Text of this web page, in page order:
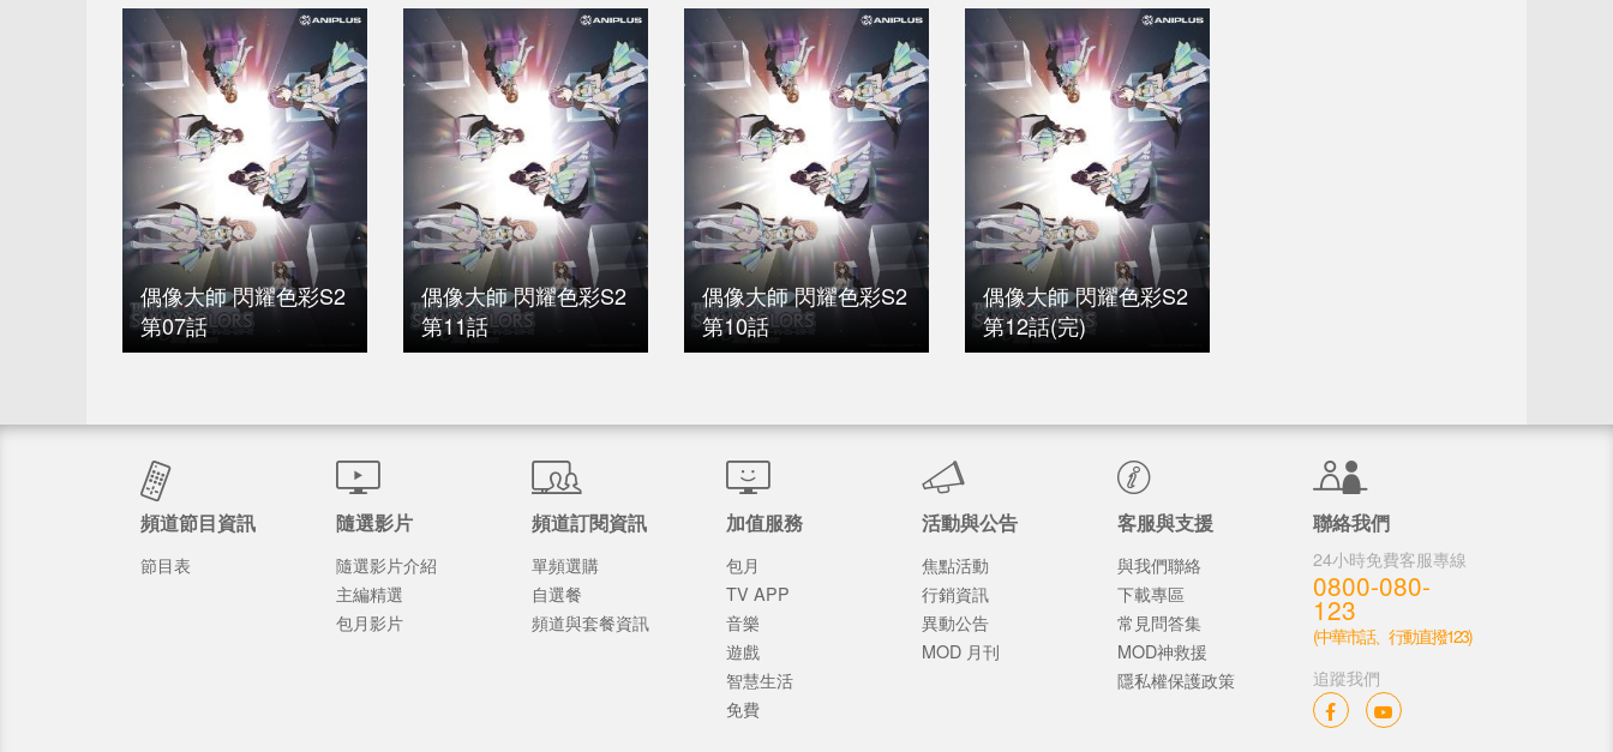
偶像大師 閃耀色彩S2
第07話
偶像大師 閃耀色彩S2
第11話
偶像大師 閃耀色彩S2
第10話
偶像大師 閃耀色彩S2
第12話(完)
頻道節目資訊
節目表
隨選影片
隨選影片介紹
主編精選
包月影片
頻道訂閱資訊
單頻選購
自選餐
頻道與套餐資訊
加值服務
包月
TV APP
音樂
遊戲
智慧生活
免費
活動與公告
焦點活動
行銷資訊
異動公告
MOD 月刊
客服與支援
與我們聯絡
下載專區
常見問答集
MOD神救援
隱私權保護政策
聯絡我們
24小時免費客服專線
0800-080-
123
(中華市話、行動直撥123)
追蹤我們